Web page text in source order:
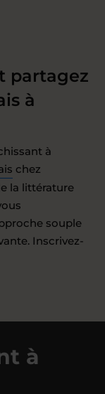
partagez
à
à
chez
la littérature
souple
Inscrivez-
à